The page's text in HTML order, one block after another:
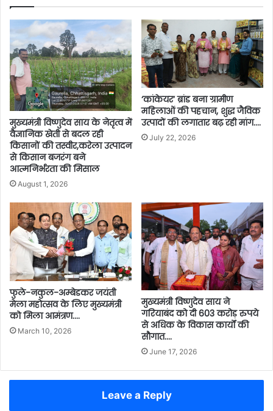
मुख्यमंत्री विष्णुदेव साय के नेतृत्व में
वैज्ञानिक खेती से बदल रही
किसानों की तस्वीर,करेला उत्पादन
से किसान बजरंग बने
आत्मनिर्भरता की मिसाल
August 1, 2026
‘कांकेयर’ ब्रांड बना ग्रामीण
महिलाओं की पहचान, शुद्ध जैविक
उत्पादों की लगातार बढ़ रही मांग….
July 22, 2026
फुले-नकुल-अम्बेडकर जयंती
मेला महोत्सव के लिए मुख्यमंत्री
को मिला आमंत्रण….
March 10, 2026
मुख्यमंत्री विष्णुदेव साय ने
गरियाबंद को दी 603 करोड़ रुपये
से अधिक के विकास कार्यों की
सौगात….
June 17, 2026
Leave a Reply